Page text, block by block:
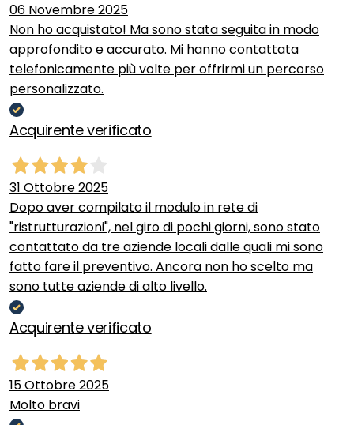
06 Novembre 2025
Non ho acquistato! Ma sono stata seguita in modo
approfondito e accurato. Mi hanno contattata
telefonicamente più volte per offrirmi un percorso
personalizzato.
Acquirente verificato
31 Ottobre 2025
Dopo aver compilato il modulo in rete di
"ristrutturazioni", nel giro di pochi giorni, sono stato
contattato da tre aziende locali dalle quali mi sono
fatto fare il preventivo. Ancora non ho scelto ma
sono tutte aziende di alto livello.
Acquirente verificato
15 Ottobre 2025
Molto bravi